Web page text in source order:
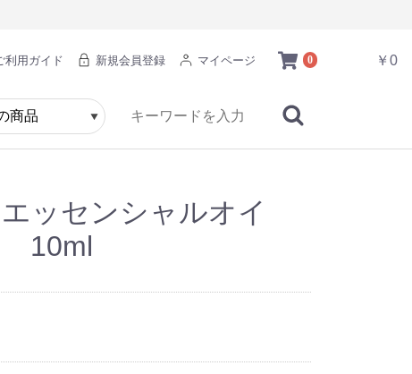
0 ￥0
利用ガイド 新規会員登録 マイページ
ッセンシャルオイ
10ml